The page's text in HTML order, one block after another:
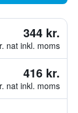
344 kr.
nat inkl. moms
416 kr.
nat inkl. moms